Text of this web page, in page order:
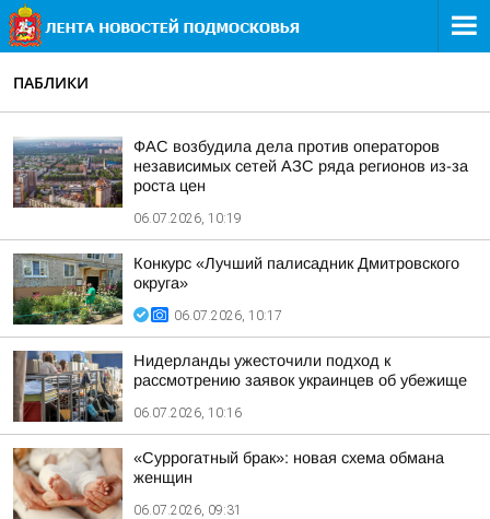
ПАБЛИКИ
ФАС возбудила дела против операторов
независимых сетей АЗС ряда регионов из-за
роста цен
06.07.2026, 10:19
Конкурс «Лучший палисадник Дмитровского
округа»
06.07.2026, 10:17
Нидерланды ужесточили подход к
рассмотрению заявок украинцев об убежище
06.07.2026, 10:16
«Суррогатный брак»: новая схема обмана
женщин
06.07.2026, 09:31